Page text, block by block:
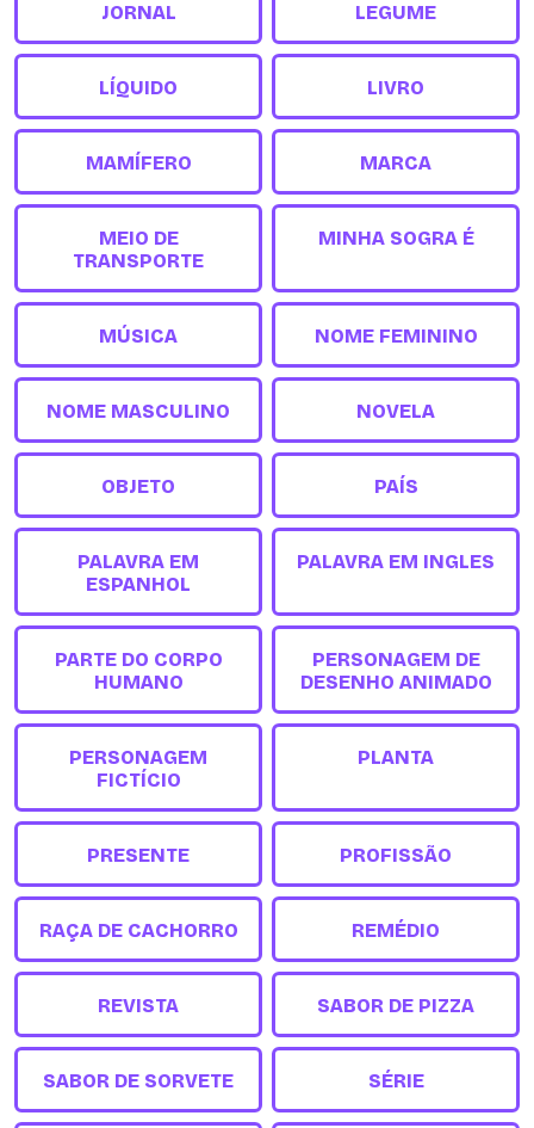
JORNAL LEGUME
LÍQUIDO LIVRO
MAMÍFERO MARCA
MEIO DE
TRANSPORTE
MINHA SOGRA É
MÚSICA NOME FEMININO
NOME MASCULINO NOVELA
OBJETO PAÍS
PALAVRA EM
ESPANHOL
PALAVRA EM INGLES
PARTE DO CORPO
HUMANO
PERSONAGEM DE
DESENHO ANIMADO
PERSONAGEM
FICTÍCIO
PLANTA
PRESENTE PROFISSÃO
RAÇA DE CACHORRO REMÉDIO
REVISTA SABOR DE PIZZA
SABOR DE SORVETE SÉRIE